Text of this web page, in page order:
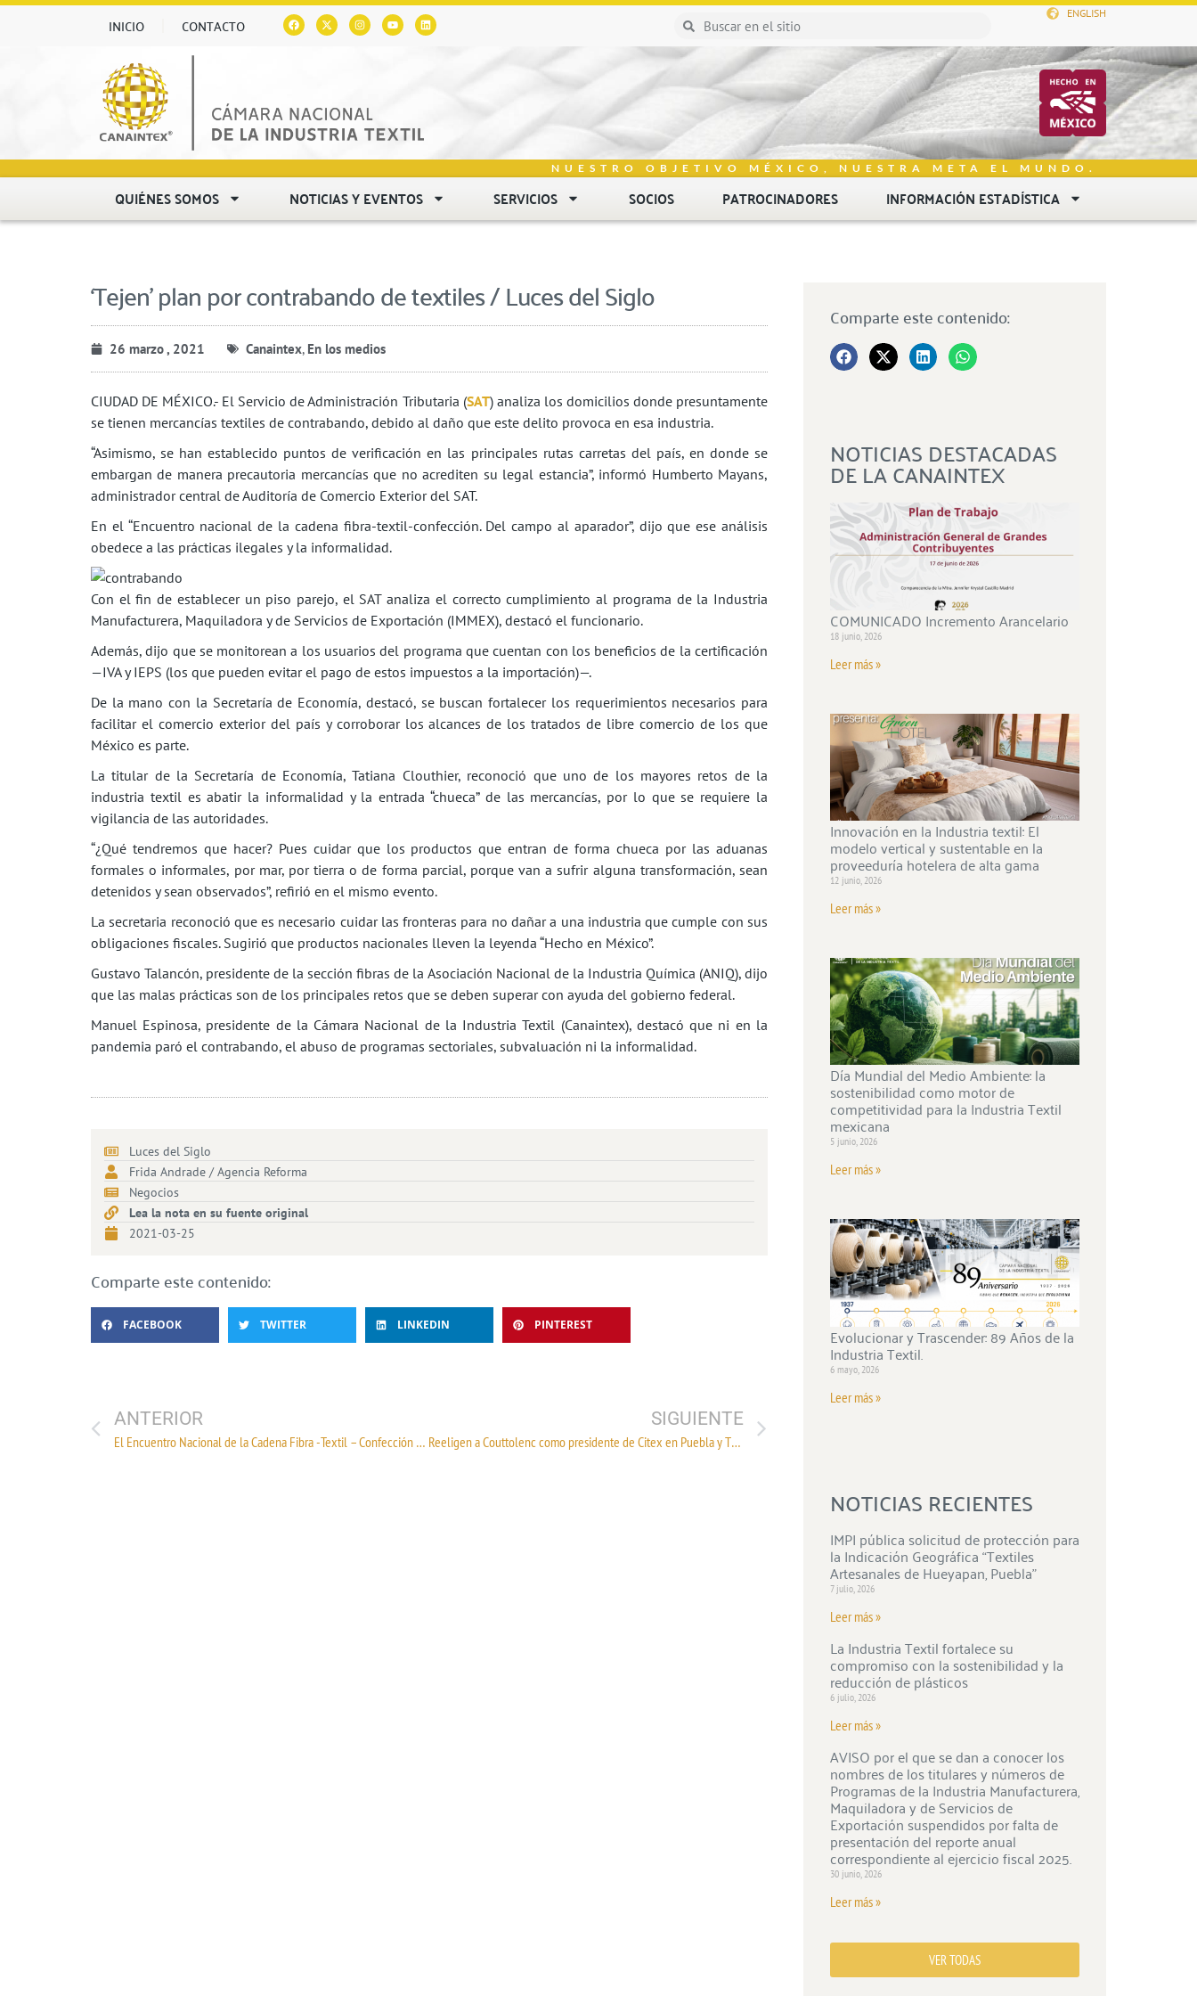
INICIO CONTACTO
ENGLISH
NUESTRO OBJETIVO MÉXICO, NUESTRA META EL MUNDO.
QUIÉNES SOMOS NOTICIAS Y EVENTOS SERVICIOS SOCIOS PATROCINADORES INFORMACIÓN ESTADÍSTICA
‘Tejen’ plan por contrabando de textiles / Luces del Siglo
26 marzo , 2021 Canaintex, En los medios
CIUDAD DE MÉXICO.- El Servicio de Administración Tributaria (SAT) analiza los domicilios donde presuntamente
se tienen mercancías textiles de contrabando, debido al daño que este delito provoca en esa industria.
“Asimismo, se han establecido puntos de verificación en las principales rutas carretas del país, en donde se
embargan de manera precautoria mercancías que no acrediten su legal estancia”, informó Humberto Mayans,
administrador central de Auditoría de Comercio Exterior del SAT.
En el “Encuentro nacional de la cadena fibra-textil-confección. Del campo al aparador”, dijo que ese análisis
obedece a las prácticas ilegales y la informalidad.
Con el fin de establecer un piso parejo, el SAT analiza el correcto cumplimiento al programa de la Industria
Manufacturera, Maquiladora y de Servicios de Exportación (IMMEX), destacó el funcionario.
Además, dijo que se monitorean a los usuarios del programa que cuentan con los beneficios de la certificación
—IVA y IEPS (los que pueden evitar el pago de estos impuestos a la importación)—.
De la mano con la Secretaría de Economía, destacó, se buscan fortalecer los requerimientos necesarios para
facilitar el comercio exterior del país y corroborar los alcances de los tratados de libre comercio de los que
México es parte.
La titular de la Secretaría de Economía, Tatiana Clouthier, reconoció que uno de los mayores retos de la
industria textil es abatir la informalidad y la entrada “chueca” de las mercancías, por lo que se requiere la
vigilancia de las autoridades.
“¿Qué tendremos que hacer? Pues cuidar que los productos que entran de forma chueca por las aduanas
formales o informales, por mar, por tierra o de forma parcial, porque van a sufrir alguna transformación, sean
detenidos y sean observados”, refirió en el mismo evento.
La secretaria reconoció que es necesario cuidar las fronteras para no dañar a una industria que cumple con sus
obligaciones fiscales. Sugirió que productos nacionales lleven la leyenda “Hecho en México”.
Gustavo Talancón, presidente de la sección fibras de la Asociación Nacional de la Industria Química (ANIQ), dijo
que las malas prácticas son de los principales retos que se deben superar con ayuda del gobierno federal.
Manuel Espinosa, presidente de la Cámara Nacional de la Industria Textil (Canaintex), destacó que ni en la
pandemia paró el contrabando, el abuso de programas sectoriales, subvaluación ni la informalidad.
Luces del Siglo
Frida Andrade / Agencia Reforma
Negocios
Lea la nota en su fuente original
2021-03-25
Comparte este contenido:
FACEBOOK TWITTER LINKEDIN PINTEREST
ANTERIOR
El Encuentro Nacional de la Cadena Fibra -Textil – Confección celebra su edición 2021
SIGUIENTE
Reeligen a Couttolenc como presidente de Citex en Puebla y Tlaxcala
Comparte este contenido:
NOTICIAS DESTACADAS
DE LA CANAINTEX
COMUNICADO Incremento Arancelario
18 junio, 2026
Leer más »
Innovación en la Industria textil: El
modelo vertical y sustentable en la
proveeduría hotelera de alta gama
12 junio, 2026
Leer más »
Día Mundial del Medio Ambiente: la
sostenibilidad como motor de
competitividad para la Industria Textil
mexicana
5 junio, 2026
Leer más »
Evolucionar y Trascender: 89 Años de la
Industria Textil.
6 mayo, 2026
Leer más »
NOTICIAS RECIENTES
IMPI pública solicitud de protección para
la Indicación Geográfica “Textiles
Artesanales de Hueyapan, Puebla”
7 julio, 2026
Leer más »
La Industria Textil fortalece su
compromiso con la sostenibilidad y la
reducción de plásticos
6 julio, 2026
Leer más »
AVISO por el que se dan a conocer los
nombres de los titulares y números de
Programas de la Industria Manufacturera,
Maquiladora y de Servicios de
Exportación suspendidos por falta de
presentación del reporte anual
correspondiente al ejercicio fiscal 2025.
30 junio, 2026
Leer más »
VER TODAS